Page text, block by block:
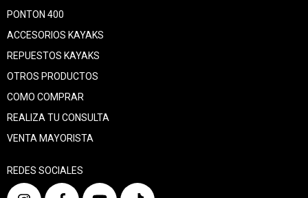
PONTON 400
ACCESORIOS KAYAKS
REPUESTOS KAYAKS
OTROS PRODUCTOS
COMO COMPRAR
REALIZA TU CONSULTA
VENTA MAYORISTA
REDES SOCIALES